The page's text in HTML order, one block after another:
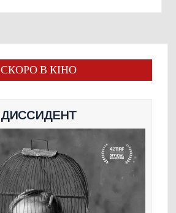
СКОРО В КІНО
ДИССИДЕНТ